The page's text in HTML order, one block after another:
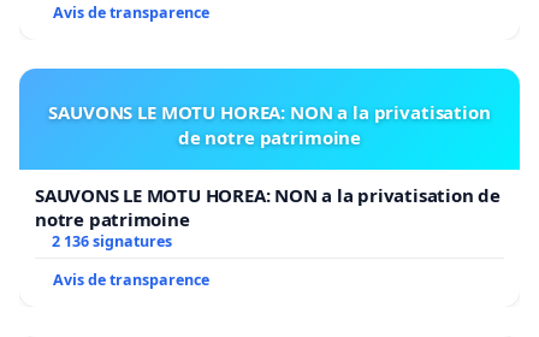
Avis de transparence
SAUVONS LE MOTU HOREA: NON a la privatisation
de notre patrimoine
SAUVONS LE MOTU HOREA: NON a la privatisation de
notre patrimoine
2 136 signatures
Avis de transparence